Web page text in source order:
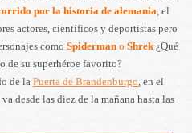
por la historia de alemania , el
actores, científicos y deportistas pero
como Spiderman o Shrek ¿Qué
de su superhéroe favorito?
de la Puerta de Brandenburgo , en el
desde las diez de la mañana hasta las